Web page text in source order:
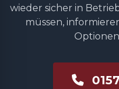
wieder sicher in
müssen,